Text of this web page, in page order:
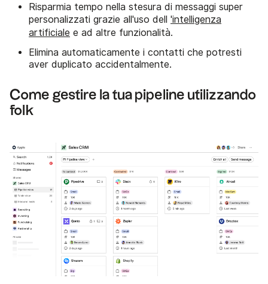
Risparmia tempo nella stesura di messaggi super
personalizzati grazie all'uso dell 'intelligenza
artificiale e ad altre funzionalità.
Elimina automaticamente i contatti che potresti
aver duplicato accidentalmente.
Come gestire la tua pipeline utilizzando
folk